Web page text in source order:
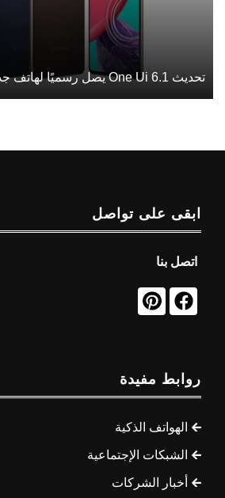
تحديث One Ui 6.1 يصل رسميًا لهاتف جديد من
ابقى على تواصل
اتصل بنا
روابط مفيدة
الهواتف الذكية
الشبكات الإجتماعية
أخبار الشركات